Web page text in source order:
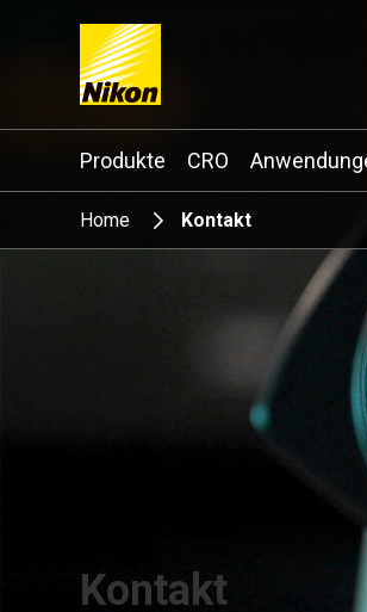
Produkte CRO
Home Kontakt
Kontakt